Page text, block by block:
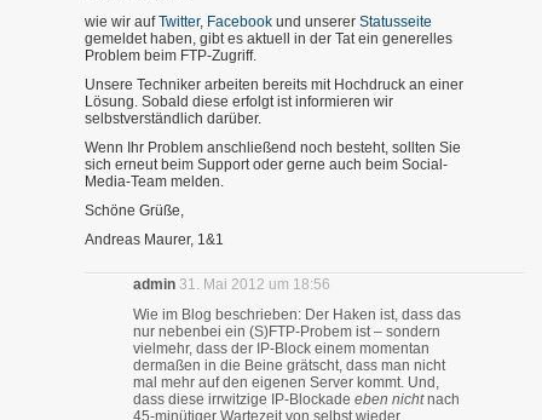
wie wir aufTwitter, Facebook und unserer Statusseite
gemeldet haben, gibt es aktuell in der Tat ein generelles
Problem beim FTP-Zugriff.
Unsere Techniker arbeiten bereits mit Hochdruck an einer
Lösung. Sobald diese erfolgt ist informieren wir
selbstverständlich darüber.
Wenn Ihr Problem anschließend noch besteht, sollten Sie
sich erneut beim Support oder gerne auch beim Social-
Media-Team melden.
Schöne Grüße,
Andreas Maurer, 1&1
admin 31. Mai 2012 um 18:56
Wie im Blog beschrieben: Der Haken ist, dass das
nur nebenbei ein (S)FTP-Probem ist – sondern
vielmehr, dass der IP-Block einem momentan
dermaßen in die Beine grätscht, dass man nicht
mal mehr auf den eigenen Server kommt. Und,
dass diese irrwitzige IP-Blockade eben nichtnach
45-minütiger Wartezeit von selbst wieder